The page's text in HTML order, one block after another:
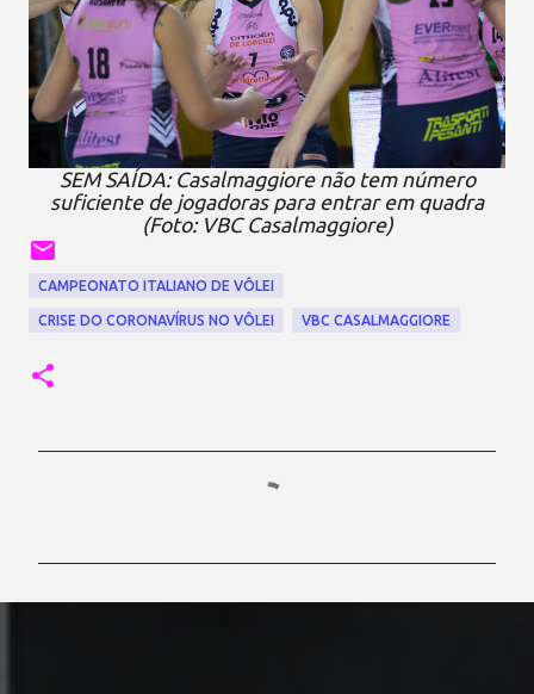
SEM SAÍDA: Casalmaggiore não tem número
suficiente de jogadoras para entrar em quadra
(Foto: VBC Casalmaggiore)
CAMPEONATO ITALIANO DE VÔLEI
CRISE DO CORONAVÍRUS NO VÔLEI VBC CASALMAGGIORE